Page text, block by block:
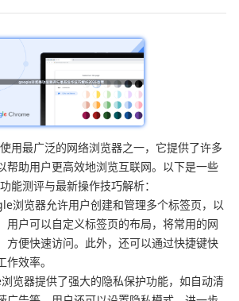
用最广泛的网络浏览器之一，它提供了许多
帮助用户更高效地浏览互联网。以下是一些
能测评与最新操作技巧解析：
浏览器允许用户创建和管理多个标签页，以
用户可以自定义标签页的布局，将常用的网
方便快速访问。此外，还可以通过快捷键快
效率。
览器提供了强大的隐私保护功能，如自动清